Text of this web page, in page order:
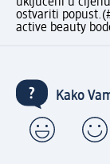
uključeni u
ostvariti popust.
active beauty
Kako